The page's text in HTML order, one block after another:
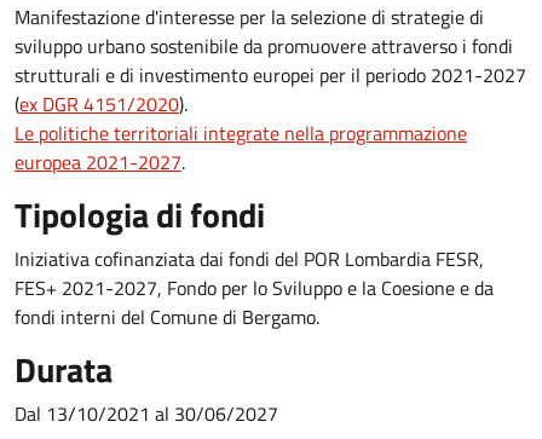
Manifestazione d'interesse per la selezione di strategie di
sviluppo urbano sostenibile da promuovere attraverso i fondi
strutturali e di investimento europei per il periodo 2021-2027
(ex DGR 4151/2020).
Le politiche territoriali integrate nella programmazione
europea 2021-2027.
Tipologia di fondi
Iniziativa cofinanziata dai fondi del POR Lombardia FESR,
FES+ 2021-2027, Fondo per lo Sviluppo e la Coesione e da
fondi interni del Comune di Bergamo.
Durata
Dal 13/10/2021 al 30/06/2027